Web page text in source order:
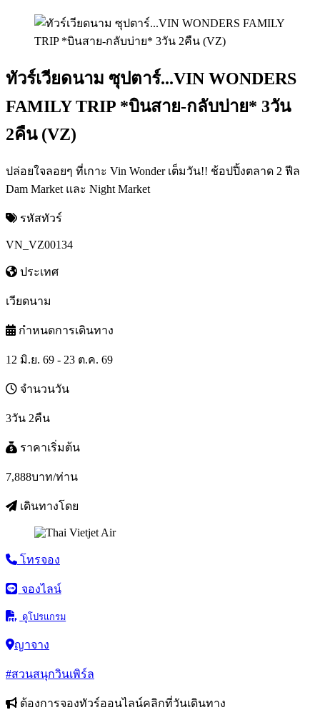
ทัวร์เวียดนาม ซุปตาร์...VIN WONDERS
FAMILY TRIP *บินสาย-กลับบ่าย* 3วัน
2คืน (VZ)
ปล่อยใจลอยๆ ที่เกาะ Vin Wonder เต็มวัน!! ช้อปปิ้งตลาด 2 ฟีล
Dam Market และ Night Market
รหัสทัวร์
VN_VZ00134
ประเทศ
เวียดนาม
กำหนดการเดินทาง
12 มิ.ย. 69 - 23 ต.ค. 69
จำนวนวัน
3วัน 2คืน
ราคาเริ่มต้น
7,888บาท/ท่าน
เดินทางโดย
โทรจอง
จองไลน์
ดูโปรแกรม
ญาจาง
#สวนสนุกวินเพิร์ล
ต้องการจองทัวร์ออนไลน์คลิกที่วันเดินทาง